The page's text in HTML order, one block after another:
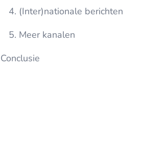
4. (Inter)nationale berichten
5. Meer kanalen
Conclusie